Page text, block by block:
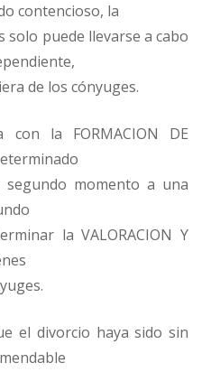
contencioso, la
solo puede llevarse a cabo
de los cónyuges.
con la FORMACION DE
momento a una
la VALORACION Y
el divorcio haya sido sin